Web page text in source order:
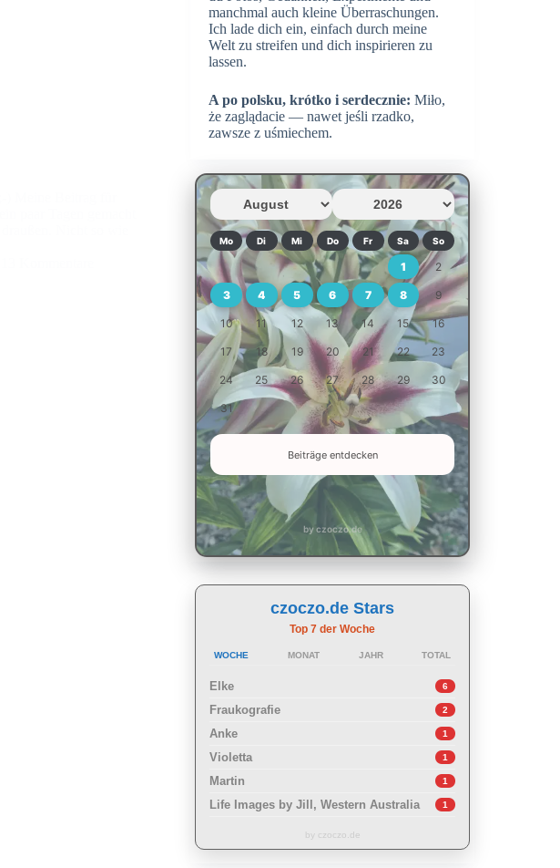
manchmal auch kleine Überraschungen.
Ich lade dich ein, einfach durch meine
Welt zu streifen und dich inspirieren zu
lassen.
A po polsku, krótko i serdecznie: Miło,
że zaglądacie — nawet jeśli rzadko,
zawsze z uśmiechem.
Mo Di Mi Do Fr Sa So
1 2
3 4 5 6 7 8 9
10 11 12 13 14 15 16
17 18 19 20 21 22 23
24 25 26 27 28 29 30
31
Beiträge entdecken
by czoczo.de
czoczo.de Stars
Top 7 der Woche
WOCHE MONAT JAHR TOTAL
Elke 6
Fraukografie 2
Anke 1
Violetta 1
Martin 1
Life Images by Jill, Western Australia 1
by czoczo.de